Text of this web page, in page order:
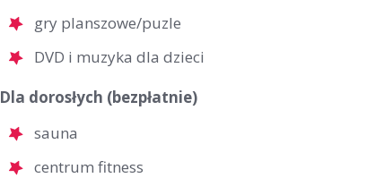
gry planszowe/puzle
DVD i muzyka dla dzieci
Dla dorosłych (bezpłatnie)
sauna
centrum fitness